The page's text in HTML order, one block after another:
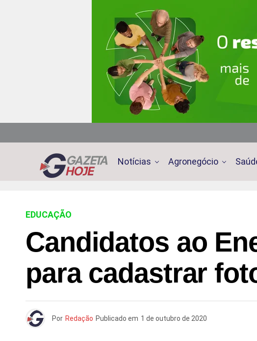
Notícias Agronegócio
EDUCAÇÃO
Candidatos ao
para cadastrar
Por Redação Publicado em 1 de outubro de 2020